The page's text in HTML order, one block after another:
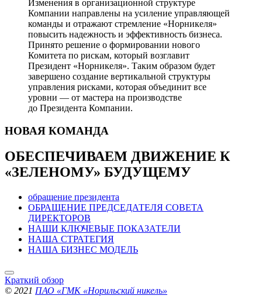
Изменения в организационной структуре
Компании направлены на усиление управляющей
команды и отражают стремление «Норникеля»
повысить надежность и эффективность бизнеса.
Принято решение о формировании нового
Комитета по рискам, который возглавит
Президент «Норникеля». Таким образом будет
завершено создание вертикальной структуры
управления рисками, которая объединит все
уровни — от мастера на производстве
до Президента Компании.
НОВАЯ КОМАНДА
ОБЕСПЕЧИВАЕМ ДВИЖЕНИЕ К
«ЗЕЛЕНОМУ» БУДУЩЕМУ
обращение президента
ОБРАЩЕНИЕ ПРЕДСЕДАТЕЛЯ СОВЕТА
ДИРЕКТОРОВ
НАШИ КЛЮЧЕВЫЕ ПОКАЗАТЕЛИ
НАША СТРАТЕГИЯ
НАША БИЗНЕС МОДЕЛЬ
Краткий обзор
© 2021 ПАО «ГМК «Норильский никель»